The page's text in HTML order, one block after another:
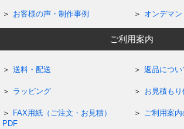
お客様の声・制作事例 オンデマン
ご利用案内
送料・配送 返品につい
ラッピング お見積もり
FAX用紙（ご注文・お見積）
PDF
ご利用案